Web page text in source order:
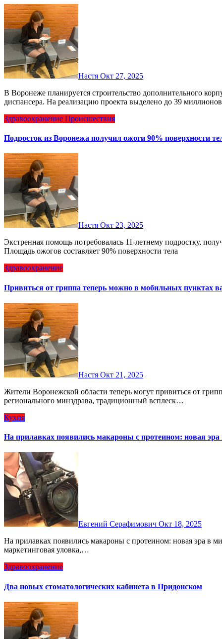
Настя Окт 27, 2025
В Воронеже планируется строительство дополнительного корпуса областного клинического психоневрологического
диспансера. На реализацию проекта выделено до 39
Здравоохранение Происшествия
Подросток из Воронежа получил ожоги 90% поверхности
Настя Окт 23, 2025
Экстренная помощь потребовалась 11-летнему подростку, получившему критические термические повреждения.
Площадь ожогов составляет 90% поверхности тела
Здравоохранение
Привиться от гриппа теперь можно в мобильных пунктах
Настя Окт 21, 2025
Жители Воронежской области теперь могут привиться от гриппа в мобильных пунктах вакцинации. По прогнозам
регионального минздрава, традиционный всплеск…
Кухня
На прилавках появились макароны с протеином: новая эра
Евгений Серафимович Окт 18, 2025
На прилавках появились макароны с протеином: новая эра в мире здорового питания. Это не просто очередная
маркетинговая уловка,…
Здравоохранение
Два новых стоматологических кабинета в Придонском